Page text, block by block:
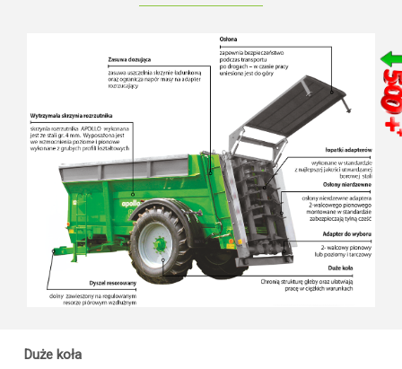
Ładowność na polu [kg]
Objętość skrzyni / obornika [m3]
Szerokość robocza [m]
Wysokość załadunku [m]
Wymiary skrzyni: Długość / Szerokość / Wysokość [m]
Wymiary całkowite: Długość / Szerokość / Wysokość
[m]
Duże koła